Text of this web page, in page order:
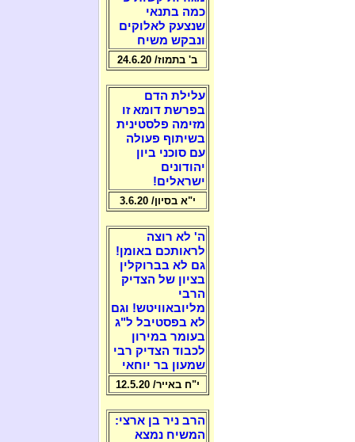
כמה בתנאי
שנצעק לאלוקים
ונבקש משיח
ב' בתמוז/ 24.6.20
עלילת הדם
בפרשת דומא זו
מזימה פלסטינית
בשיתוף פעולה
עם סוכני ביון
יהודונים
ישראלים!
י"א בסיון/ 3.6.20
ה' לא רוצה
לראותכם באומן!
גם לא בברוקלין
בציון של הצדיק
הרבי
מליובאוויטש! וגם
לא בפסטיבל ל"ג
בעומר במירון
לכבוד הצדיק רבי
שמעון בר יוחאי
י"ח באייר/ 12.5.20
הרב ניר בן ארצי:
המשיח נמצא